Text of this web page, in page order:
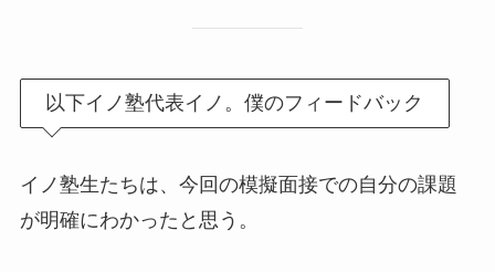
以下イノ塾代表イノ。僕のフィードバック
イノ塾生たちは、今回の模擬面接での自分の課題
が明確にわかったと思う。